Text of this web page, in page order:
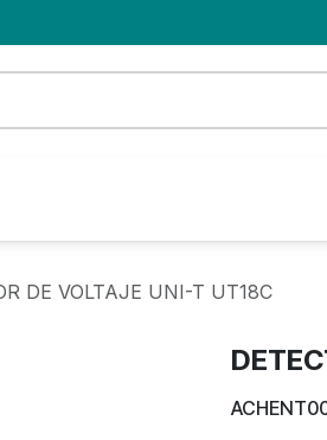
DE VOLTAJE UNI-T UT18C